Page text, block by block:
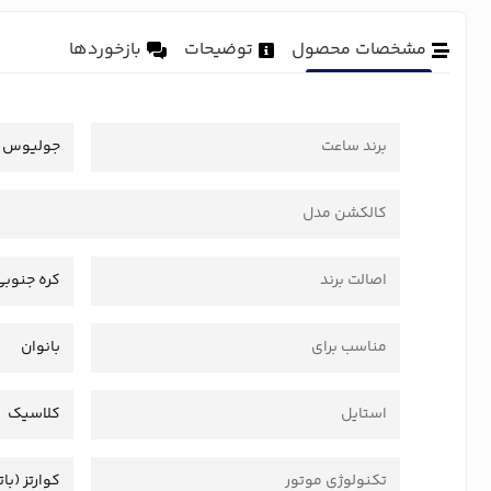
مشخصات محصول توضیحات بازخوردها
برند ساعت جولیوس
کالکشن مدل
اصالت برند کره
مناسب برای بانوان
استایل کلاسیک
تکنولوژی موتور کوارتز